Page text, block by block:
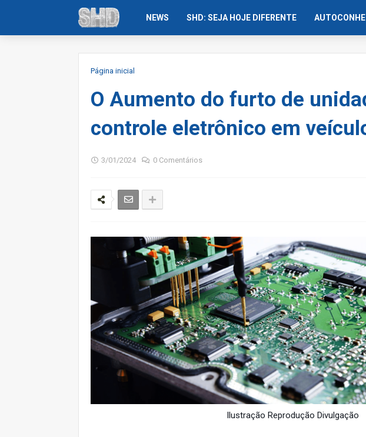
NEWS SHD: SEJA HOJE DIFERENTE
Página inicial
O Aumento do furto de
controle eletrônico em
3/01/2024 0 Comentários
Ilustração Reprodução Divulgação